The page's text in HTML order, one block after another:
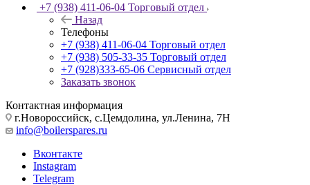
+7 (938) 411-06-04 Торговый отдел
Назад
Телефоны
+7 (938) 411-06-04 Торговый отдел
+7 (938) 505-33-35 Торговый отдел
+7 (928)333-65-06 Сервисный отдел
Заказать звонок
Контактная информация
г.Новороссийск, с.Цемдолина, ул.Ленина, 7Н
info@boilerspares.ru
Вконтакте
Instagram
Telegram